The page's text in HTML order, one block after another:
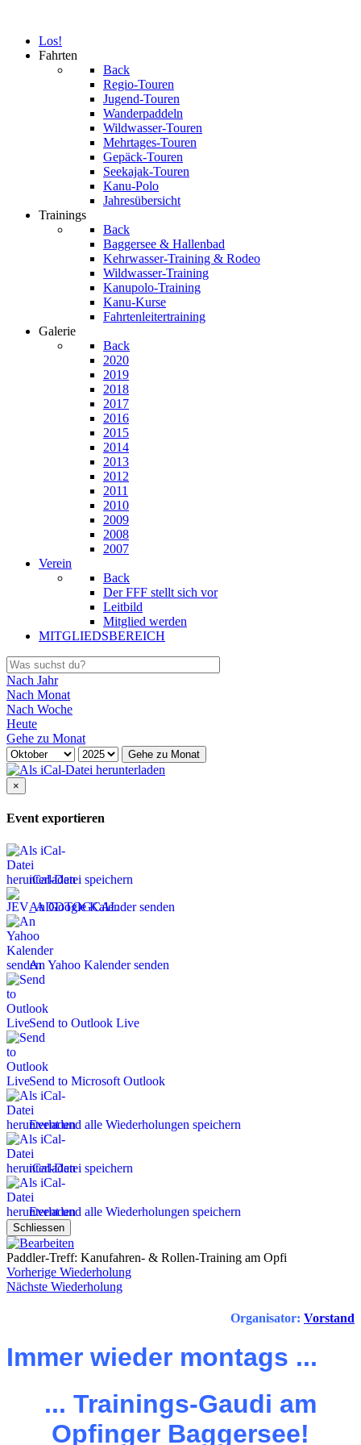
Los!
Fahrten
Back
Regio-Touren
Jugend-Touren
Wanderpaddeln
Wildwasser-Touren
Mehrtages-Touren
Gepäck-Touren
Seekajak-Touren
Kanu-Polo
Jahresübersicht
Trainings
Back
Baggersee & Hallenbad
Kehrwasser-Training & Rodeo
Wildwasser-Training
Kanupolo-Training
Kanu-Kurse
Fahrtenleitertraining
Galerie
Back
2020
2019
2018
2017
2016
2015
2014
2013
2012
2011
2010
2009
2008
2007
Verein
Back
Der FFF stellt sich vor
Leitbild
Mitglied werden
MITGLIEDSBEREICH
Nach Jahr
Nach Monat
Nach Woche
Heute
Gehe zu Monat
Gehe zu Monat
×
Event exportieren
iCal-Datei speichern
An Google Kalender senden
An Yahoo Kalender senden
Send to Outlook Live
Send to Microsoft Outlook
Event und alle Wiederholungen speichern
iCal-Datei speichern
Event und alle Wiederholungen speichern
Schliessen
Paddler-Treff: Kanufahren- & Rollen-Training am Opfi
Vorherige Wiederholung
Nächste Wiederholung
Organisator: Vorstand
Immer wieder montags ...
... Trainings-Gaudi am
Opfinger Baggersee!